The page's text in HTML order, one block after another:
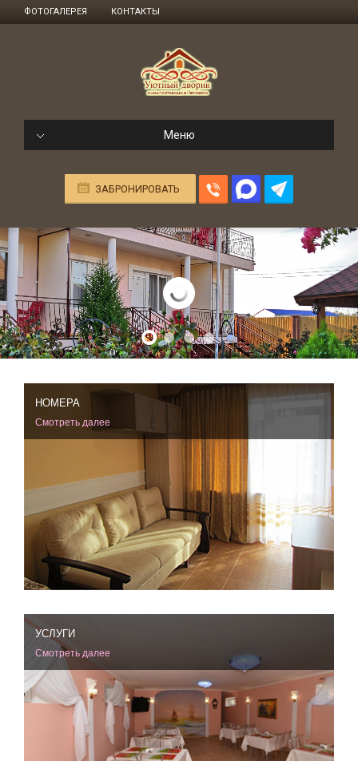
ФОТОГАЛЕРЕЯ КОНТАКТЫ
Меню
ЗАБРОНИРОВАТЬ
НОМЕРА
Смотреть далее
УСЛУГИ
Смотреть далее